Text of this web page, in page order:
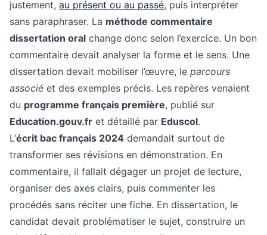
justement, au présent ou au passé, puis interpréter
sans paraphraser. La méthode commentaire
dissertation oral change donc selon l’exercice. Un bon
commentaire devait analyser la forme et le sens. Une
dissertation devait mobiliser l’œuvre, le parcours
associé et des exemples précis. Les repères venaient
du programme français première, publié sur
Education.gouv.fr et détaillé par Eduscol.
L’écrit bac français 2024 demandait surtout de
transformer ses révisions en démonstration. En
commentaire, il fallait dégager un projet de lecture,
organiser des axes clairs, puis commenter les
procédés sans réciter une fiche. En dissertation, le
candidat devait problématiser le sujet, construire un